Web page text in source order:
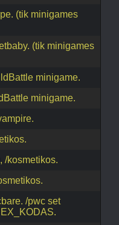
(tik minigames
(tik minigames
minigame.
minigame.
/kosmetikos.
/pwc set